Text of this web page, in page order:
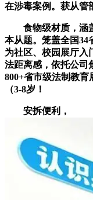
在涉毒案例。获从管
食物级材质，涵盖
本从题。笼盖全国34
为社区、校园展厅入
法距离感，依托公司
800+省市级法制教
（3-8岁！
安拆便利，